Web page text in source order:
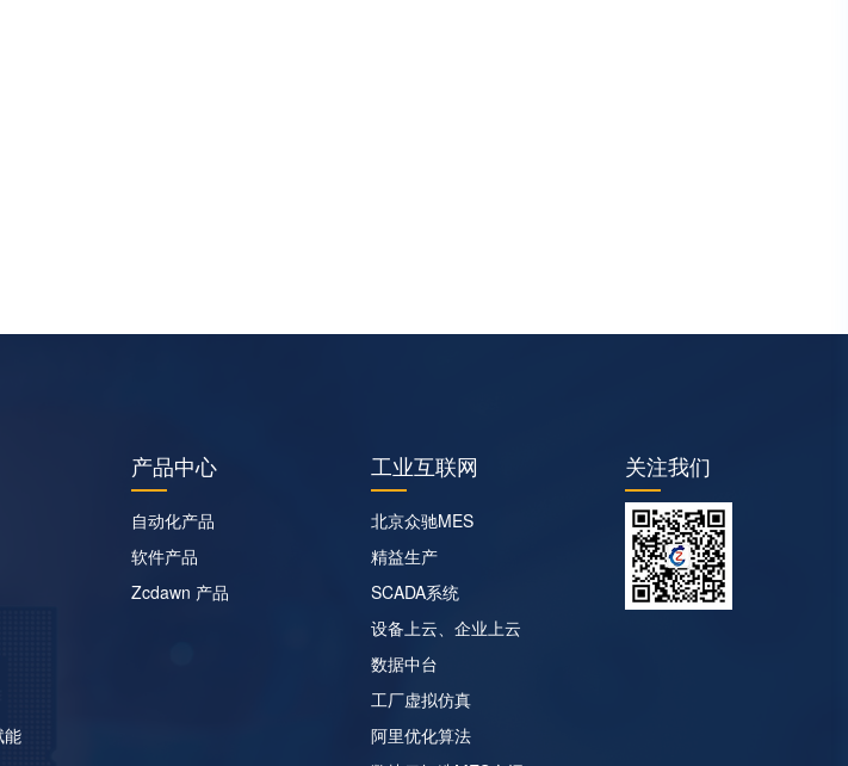
能
产品中心
自动化产品
软件产品
Zcdawn 产品
工业互联网
北京众驰MES
精益生产
SCADA系统
设备上云、企业上云
数据中台
工厂虚拟仿真
阿里优化算法
关注我们